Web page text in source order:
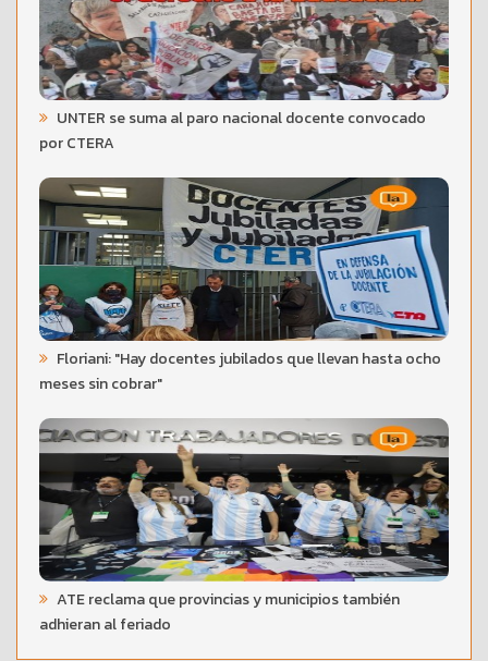
UNTER se suma al paro nacional docente convocado
por CTERA
Floriani: "Hay docentes jubilados que llevan hasta ocho
meses sin cobrar"
ATE reclama que provincias y municipios también
adhieran al feriado